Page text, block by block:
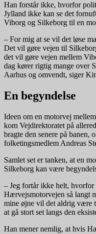
Han forstår ikke, hvorfor
Jylland ikke kan se det
Viborg og Silkeborg til en
– For mig at se vil det løse
Det vil gøre vejen til
det vil gøre vejen mellem
dag kører rigtig mange over
Aarhus og omvendt, siger
En begyndelse
Ideen om en motorvej
kom Vejdirektoratet på
bragte den senere på banen,
folketingsmedlem Andreas
Samlet set er tanken, at en
Silkeborg kan være
– Jeg fortår ikke helt,
Hærvejsmotorvejen så langt
mine øjne vil det aldrig være
at gå stort set langs den
Han mener nemlig, at hvis